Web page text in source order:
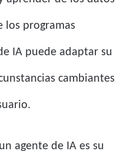
los programas
IA puede adaptar su
cambiantes
agente de IA es su